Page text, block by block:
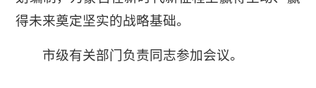
得未来奠定坚实的战略基础。
市级有关部门负责同志参加会议。